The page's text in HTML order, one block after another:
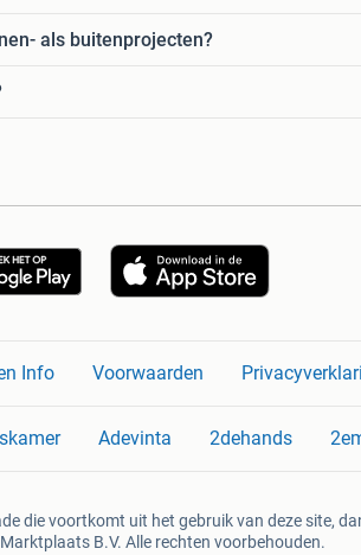
als buitenprojecten?
Info Voorwaarden
Adevinta 2dehands
die voortkomt uit het gebruik van deze site,
B.V. Alle rechten voorbehouden.